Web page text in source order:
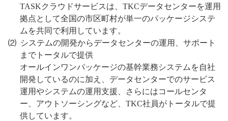
TASKクラウドサービスは、TKCデータセンターを運用
拠点として全国の市区町村が単一のパッケージシステ
ムを共同で利用しています。
システムの開発からデータセンターの運用、サポート
までトータルで提供
オールインワンパッケージの基幹業務システムを自社
開発しているのに加え、データセンターでのサービス
運用やシステムの運用支援、さらにはコールセンタ
ー、アウトソーシングなど、TKC社員がトータルで提
供しています。